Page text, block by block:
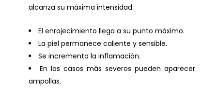
alcanza su máxima intensidad.
El enrojecimiento llega a su punto máximo.
La piel permanece caliente y sensible.
Se incrementa la inflamación.
En los casos más severos pueden aparecer
ampollas.